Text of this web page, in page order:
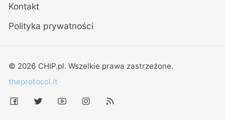
Kontakt
Polityka prywatności
© 2026 CHIP.pl. Wszelkie prawa zastrzeżone.
theprotocol.it